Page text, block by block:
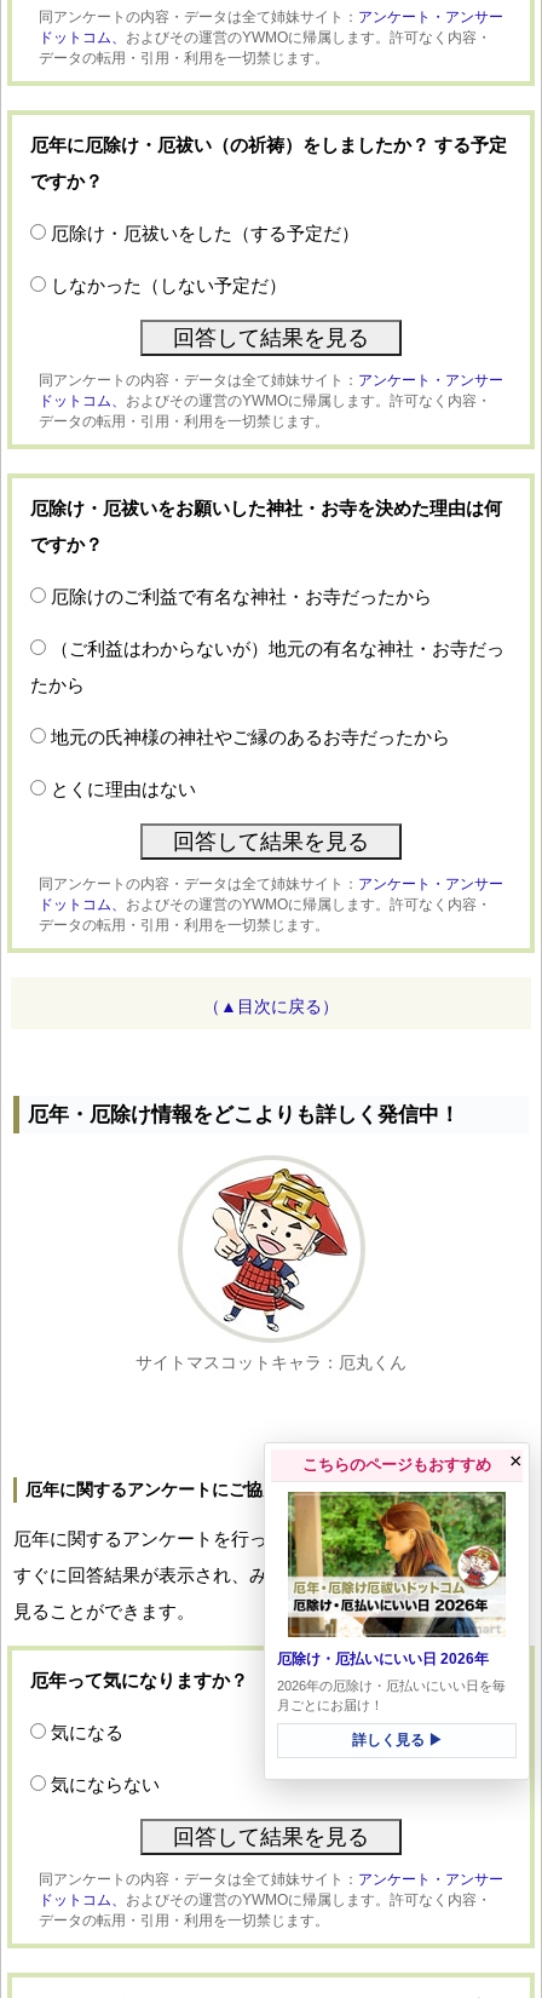
同アンケートの内容・データは全て姉妹サイト： アンケート・アンサー
ドットコム、 およびその運営のYWMOに帰属します。許可なく内容・
データの転用・引用・利用を一切禁じます。
厄年に厄除け・厄祓い（の祈祷）をしましたか？ する予定
ですか？
厄除け・厄祓いをした（する予定だ）
しなかった（しない予定だ）
同アンケートの内容・データは全て姉妹サイト： アンケート・アンサー
ドットコム、 およびその運営のYWMOに帰属します。許可なく内容・
データの転用・引用・利用を一切禁じます。
厄除け・厄祓いをお願いした神社・お寺を決めた理由は何
ですか？
厄除けのご利益で有名な神社・お寺だったから
（ご利益はわからないが）地元の有名な神社・お寺だっ
たから
地元の氏神様の神社やご縁のあるお寺だったから
とくに理由はない
同アンケートの内容・データは全て姉妹サイト： アンケート・アンサー
ドットコム、 およびその運営のYWMOに帰属します。許可なく内容・
データの転用・引用・利用を一切禁じます。
（▲目次に戻る）
厄年・厄除け情報をどこよりも詳しく発信中！
サイトマスコットキャラ：厄丸くん
厄年に関するアンケートにご協力ください
厄年に関するアンケートを行っています。回答していただくと
すぐに回答結果が表示され、みなさんの厄年への関心度合いを
見ることができます。
厄年って気になりますか？
気になる
気にならない
同アンケートの内容・データは全て姉妹サイト： アンケート・アンサー
ドットコム、 およびその運営のYWMOに帰属します。許可なく内容・
データの転用・引用・利用を一切禁じます。
こちらのページもおすすめ
厄除け・厄払いにいい日 2026年
2026年の厄除け・厄払いにいい日を毎
月ごとにお届け！
詳しく見る ▶
×